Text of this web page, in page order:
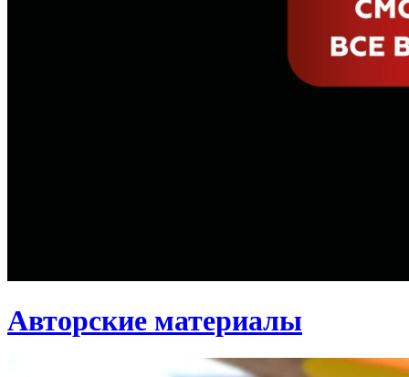
Авторские материалы